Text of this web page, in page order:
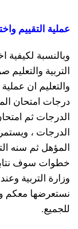
عملية التقييم واختيار ال 30 الف
التربية
والتعليم ان
الدرجات ،
المؤهل ثم سنه
خطوات سوف
وزارة التربية
نستعرضها معكم
للجميع.